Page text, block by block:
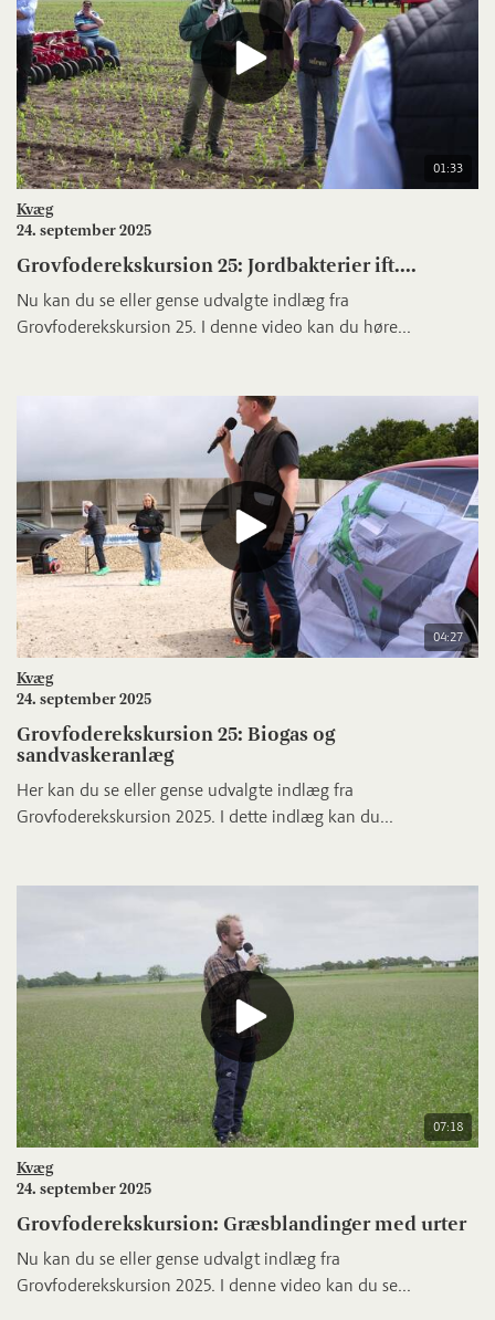
01:33
Kvæg
24. september 2025
Grovfoderekskursion 25: Jordbakterier ift....
Nu kan du se eller gense udvalgte indlæg fra
Grovfoderekskursion 25. I denne video kan du høre...
04:27
Kvæg
24. september 2025
Grovfoderekskursion 25: Biogas og
sandvaskeranlæg
Her kan du se eller gense udvalgte indlæg fra
Grovfoderekskursion 2025. I dette indlæg kan du...
07:18
Kvæg
24. september 2025
Grovfoderekskursion: Græsblandinger med urter
Nu kan du se eller gense udvalgt indlæg fra
Grovfoderekskursion 2025. I denne video kan du se...